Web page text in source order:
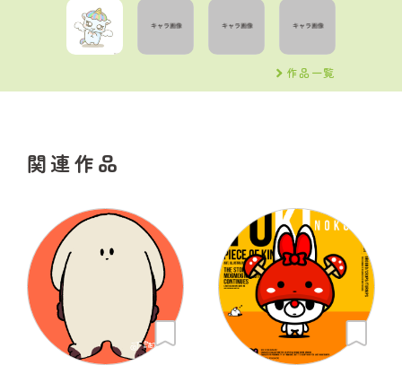
作品一覧
関連作品